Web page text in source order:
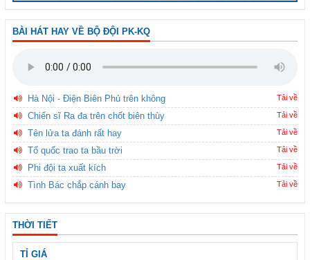
BÀI HÁT HAY VỀ BỘ ĐỘI PK-KQ
Hà Nội - Điện Biên Phủ trên không Tải về
Chiến sĩ Ra đa trên chốt biên thùy Tải về
Tên lửa ta đánh rất hay Tải về
Tổ quốc trao ta bầu trời Tải về
Phi đội ta xuất kích Tải về
Tình Bác chắp cánh bay Tải về
THỜI TIẾT
TỈ GIÁ